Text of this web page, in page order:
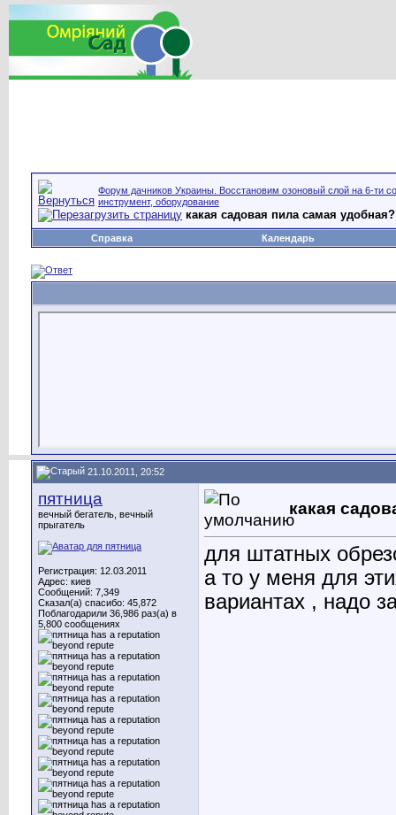
Форум дачников Украины. Восстановим озоновый слой на 6-ти
инструмент, оборудование
какая садовая пила самая удобная?
Справка Календарь
21.10.2011, 20:52
пятница
вечный бегатель, вечный
прыгатель
Регистрация: 12.03.2011
Адрес: киев
Сообщений: 7,349
Сказал(а) спасибо: 45,872
Поблагодарили 36,986 раз(а) в
5,800 сообщениях
какая
для штатных
а то у меня для
вариантах , надо